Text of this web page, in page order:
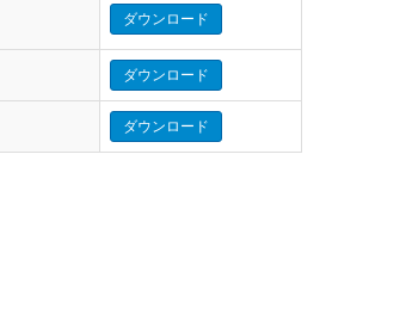
ダウンロード
ダウンロード
ダウンロード